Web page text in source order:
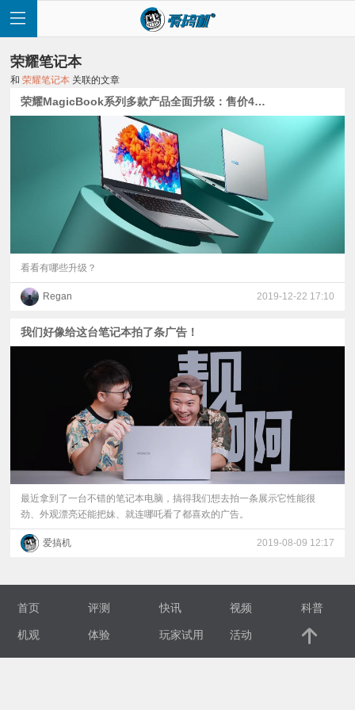
讯
评
测
普
体
题
荣耀笔记本
和荣耀笔记本 关联的文章
荣耀MagicBook系列多款产品全面升级：售价4199元起
看看有哪些升级？
Regan 2019-12-22 17:10
我们好像给这台笔记本拍了条广告！
最近拿到了一台不错的笔记本电脑，搞得我们想去拍一条展示它性能很
劲、外观漂亮还能把妹、就连哪吒看了都喜欢的广告。
爱搞机 2019-08-09 12:17
首页 评测 快讯 视频 科普
机观 体验 玩家试用 活动